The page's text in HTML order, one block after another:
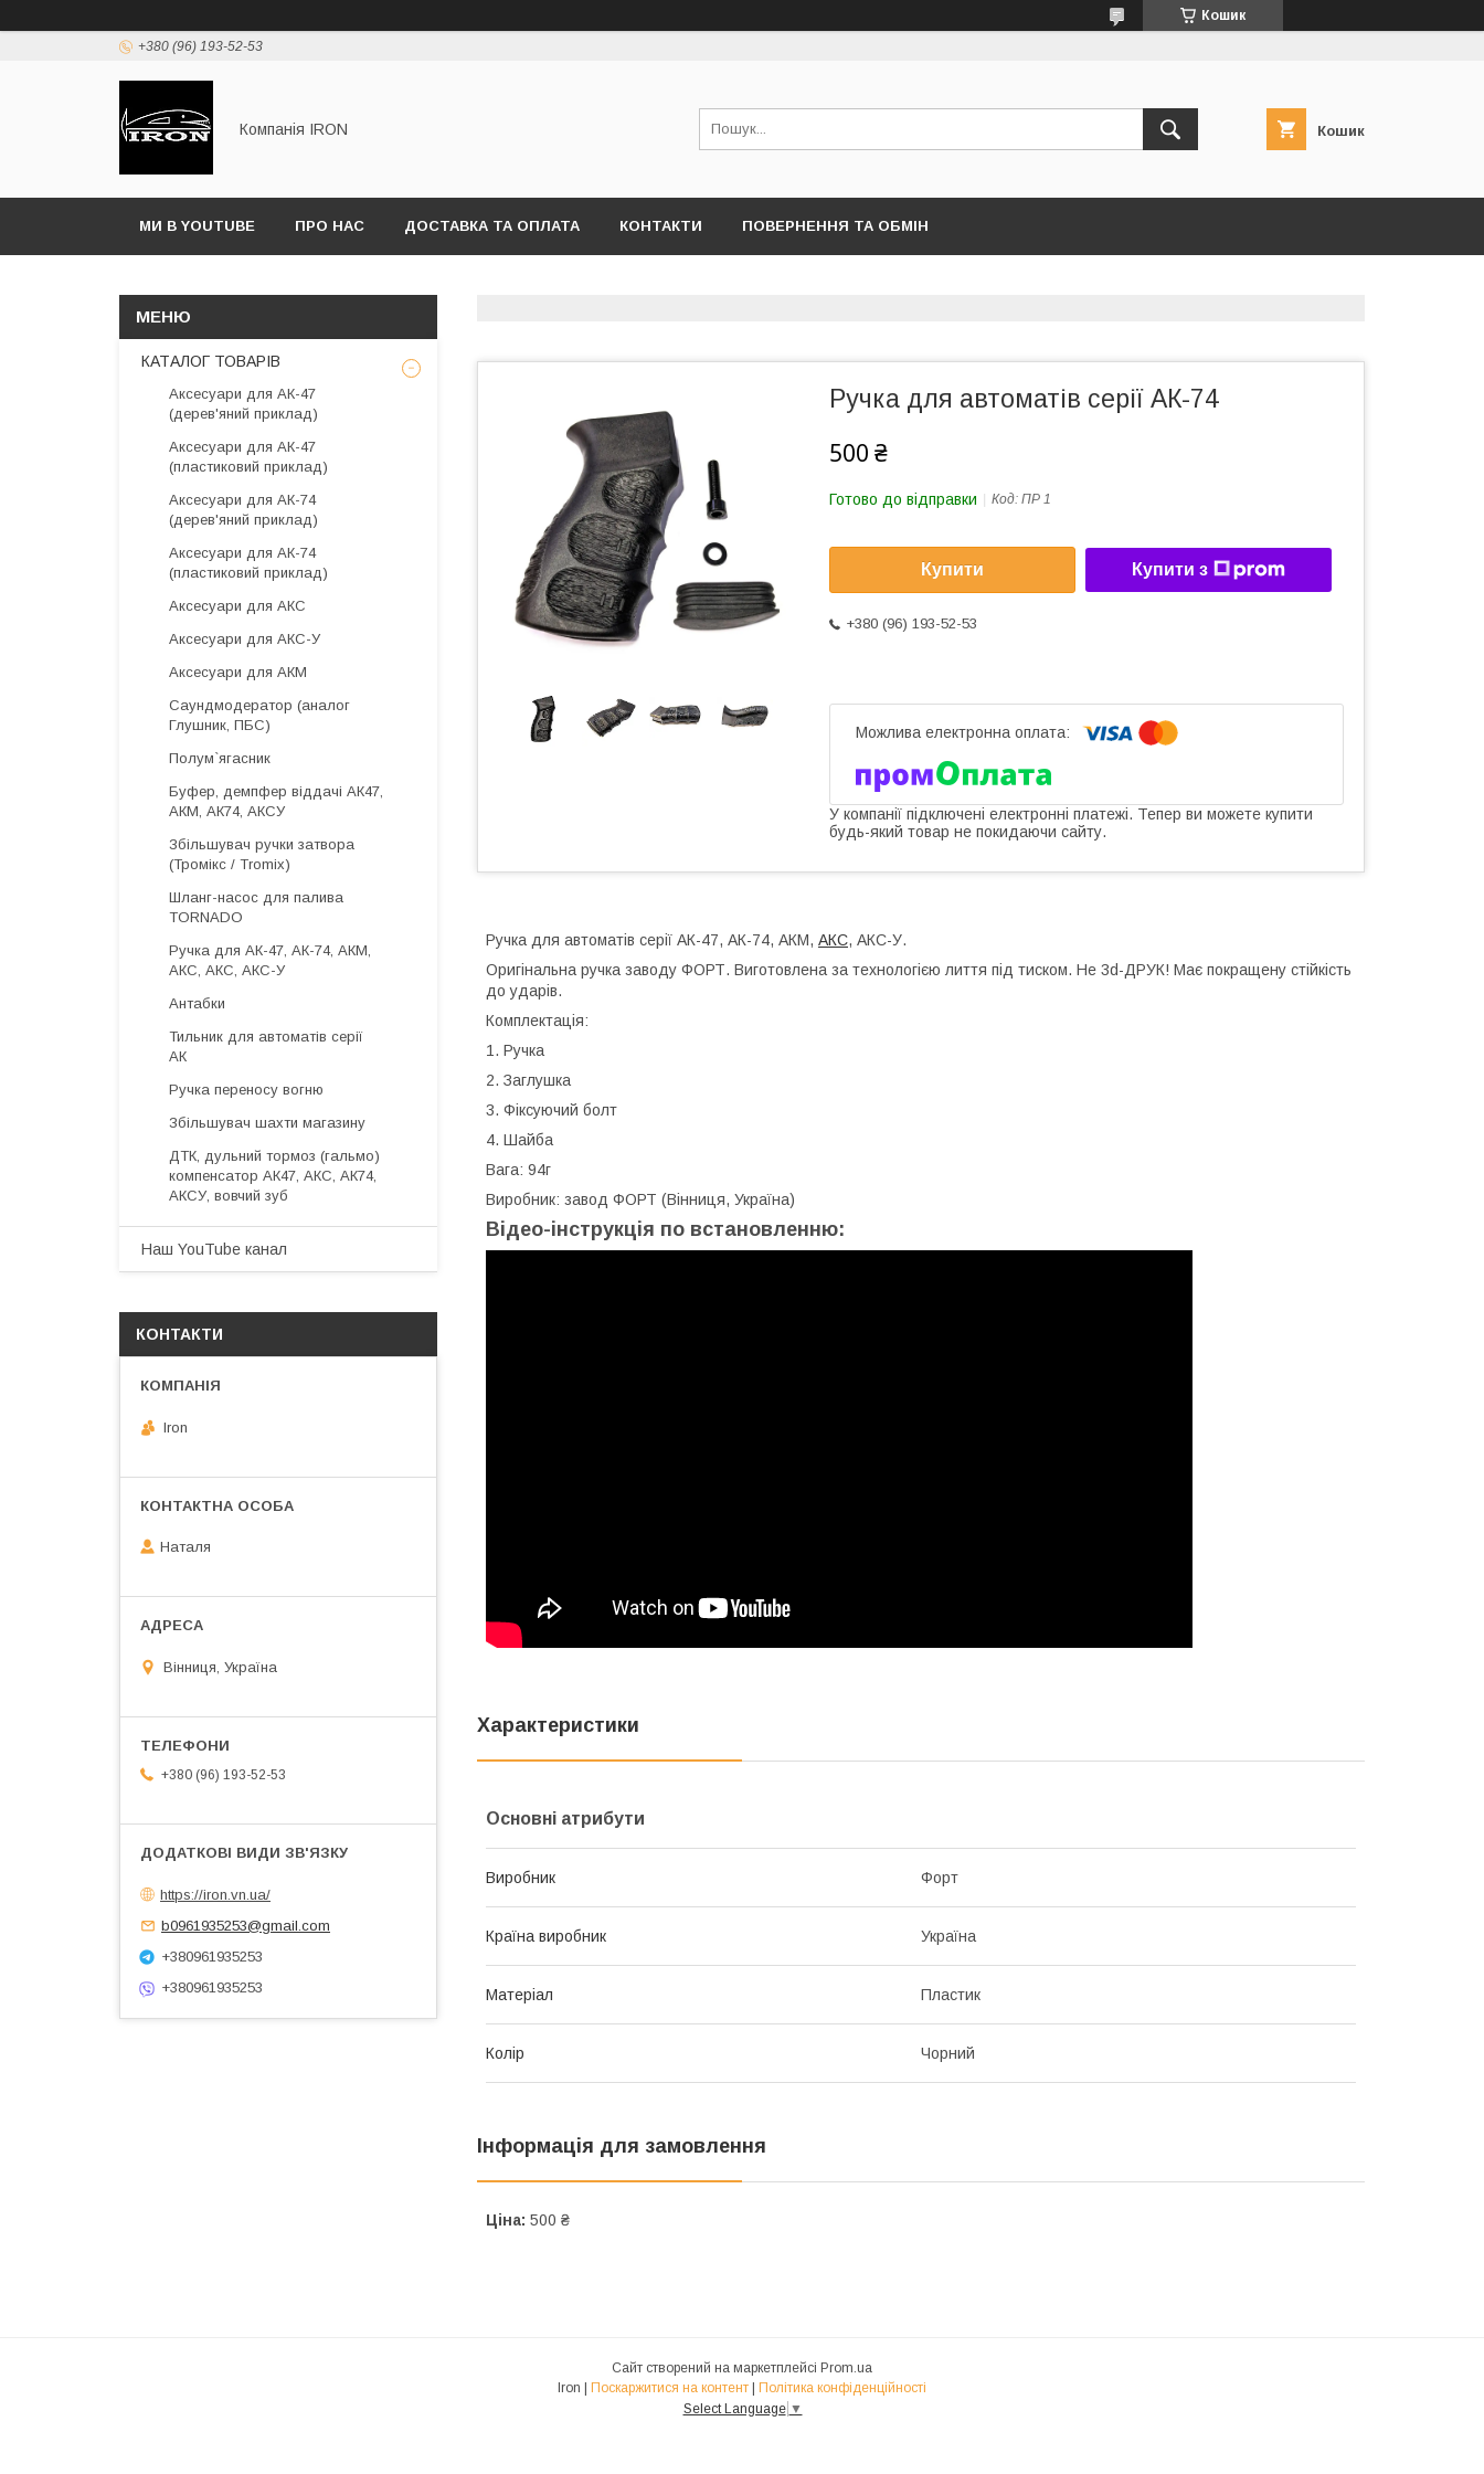
Кошик
+380 (96) 193-52-53
Компанія IRON Кошик
МИ В YOUTUBE ПРО НАС ДОСТАВКА ТА ОПЛАТА КОНТАКТИ ПОВЕРНЕННЯ ТА ОБМІН
Ручка для автоматів серії АК-74
500 ₴
Готово до відправки Код: ПР 1
Купити Купити з
+380 (96) 193-52-53
У компанії підключені електронні платежі. Тепер ви можете купити
будь-який товар не покидаючи сайту.
Ручка для автоматів серії АК-47, АК-74, АКМ, АКС, АКС-У.
Оригінальна ручка заводу ФОРТ. Виготовлена за технологією лиття під тиском. Не 3d-ДРУК! Має покращену стійкість
до ударів.
Комплектація:
1. Ручка
2. Заглушка
3. Фіксуючий болт
4. Шайба
Вага: 94г
Виробник: завод ФОРТ (Вінниця, Україна)
Відео-інструкція по встановленню:
Характеристики
Основні атрибути
Виробник Форт
Країна виробник Україна
Матеріал Пластик
Колір Чорний
Інформація для замовлення
Ціна: 500 ₴
КАТАЛОГ ТОВАРІВ
Аксесуари для АК-47
(дерев'яний приклад)
Аксесуари для АК-47
(пластиковий приклад)
Аксесуари для АК-74
(дерев'яний приклад)
Аксесуари для АК-74
(пластиковий приклад)
Аксесуари для АКС
Аксесуари для АКС-У
Аксесуари для АКМ
Саундмодератор (аналог
Глушник, ПБС)
Полум`ягасник
Буфер, демпфер віддачі АК47,
АКМ, АК74, АКСУ
Збільшувач ручки затвора
(Тромікс / Tromix)
Шланг-насос для палива
TORNADO
Ручка для АК-47, АК-74, АКМ,
АКС, АКС, АКС-У
Антабки
Тильник для автоматів серії
АК
Ручка переносу вогню
Збільшувач шахти магазину
ДТК, дульний тормоз (гальмо)
компенсатор АК47, АКС, АК74,
АКСУ, вовчий зуб
Наш YouTube канал
КОНТАКТИ
Iron
Наталя
Вінниця, Україна
+380 (96) 193-52-53
https://iron.vn.ua/
b0961935253@gmail.com
+380961935253
+380961935253
Сайт створений на маркетплейсі Prom.ua
Поскаржитися на контент
Політика конфіденційності
Select Language ▼